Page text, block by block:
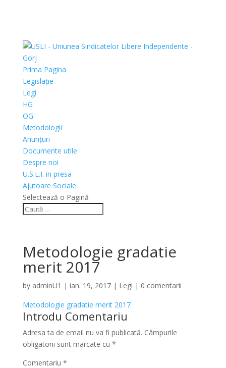
Prima Pagina
Legislație
Legi
HG
OG
Metodologii
Anunțuri
Documente utile
Despre noi
U.S.L.I. in presa
Ajutoare Sociale
Selectează o Pagină
Metodologie gradatie
merit 2017
by adminU1 | ian. 19, 2017| Legi | 0 comentarii
Metodologie gradatie merit 2017
Introdu Comentariu
Adresa ta de email nu va fi publicată. Câmpurile
obligatorii sunt marcate cu *
Comentariu *